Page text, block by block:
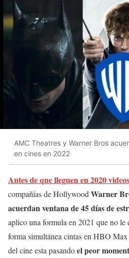
AMC Theatres y Warner Bros
en cines en 2022
Antes de que lleguen en 2020
compañías de Hollywood Warner
acuerdan ventana de 45 días de
aplico una formula en 2021 que no le
forma simultánea cintas en HBO
del cine esta pasandoel peor